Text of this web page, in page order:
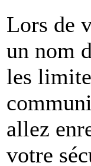
Lors de
un nom
les
allez
votre